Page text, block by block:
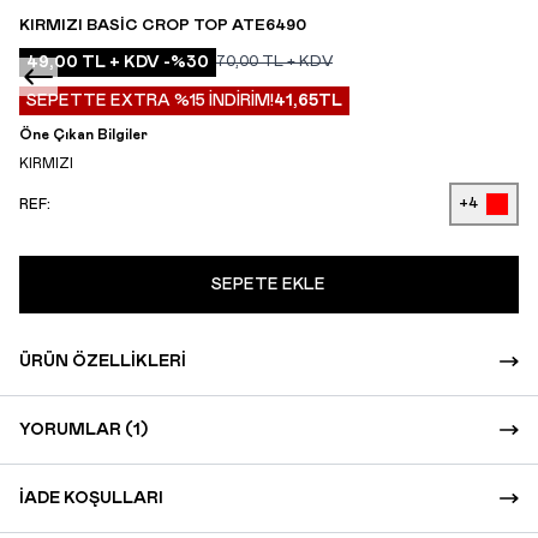
KIRMIZI BASIC CROP TOP ATE6490
49,00 TL + KDV -%30 70,00TL + KDV
SEPETTE EXTRA %15 İNDİRİM!41,65TL
Öne Çıkan Bilgiler
KIRMIZI
REF: +4
SEPETE EKLE
ÜRÜN ÖZELLIKLERI
YORUMLAR (1)
İADE KOŞULLARI